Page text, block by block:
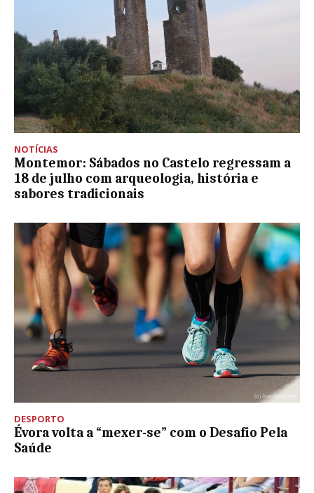
NOTÍCIAS
Montemor: Sábados no Castelo regressam a
18 de julho com arqueologia, história e
sabores tradicionais
DESPORTO
Évora volta a “mexer-se” com o Desafio Pela
Saúde